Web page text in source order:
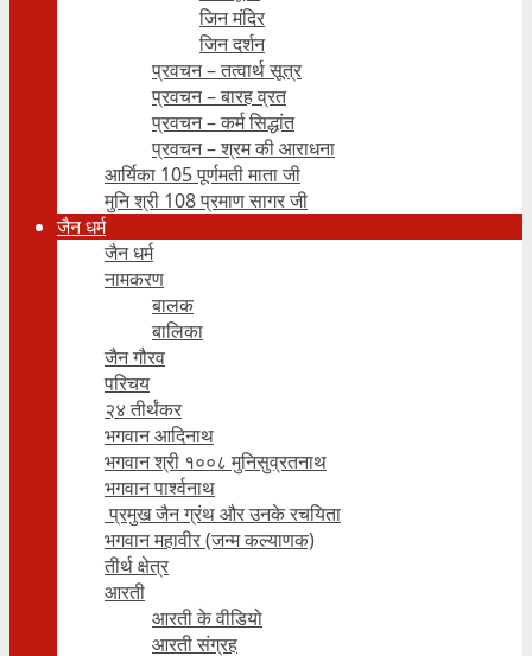
जिन मंदिर
जिन दर्शन
प्रवचन – तत्वार्थ सूत्र
प्रवचन – बारह व्रत
प्रवचन – कर्म सिद्धांत
प्रवचन – श्रम की आराधना
आर्यिका 105 पूर्णमती माता जी
मुनि श्री 108 प्रमाण सागर जी
जैन धर्म
जैन धर्म
नामकरण
बालक
बालिका
जैन गौरव
परिचय
२४ तीर्थंकर
भगवान आदिनाथ
भगवान श्री १००८ मुनिसुव्रतनाथ
भगवान पार्श्वनाथ
प्रमुख जैन ग्रंथ और उनके रचयिता
भगवान महावीर (जन्म कल्याणक)
तीर्थ क्षेत्र
आरती
आरती के वीडियो
आरती संग्रह